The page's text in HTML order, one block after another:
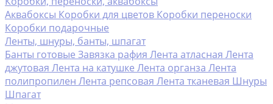
Аквабоксы Коробки для цветов Коробки переноски
Коробки подарочные
Ленты, шнуры, банты, шпагат
Банты готовые Завязка рафия Лента атласная Лента
джутовая Лента на катушке Лента органза Лента
полипропилен Лента репсовая Лента тканевая Шнуры
Шпагат